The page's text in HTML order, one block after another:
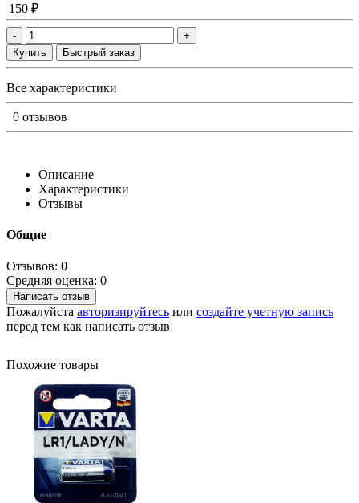
150 ₽
-
+
Купить
Быстрый заказ
Все характеристики
0 отзывов
Описание
Характеристики
Отзывы
Общие
Отзывов: 0
Средняя оценка: 0
Написать отзыв
Пожалуйста авторизируйтесь или создайте учетную запись
перед тем как написать отзыв
Похожие товары